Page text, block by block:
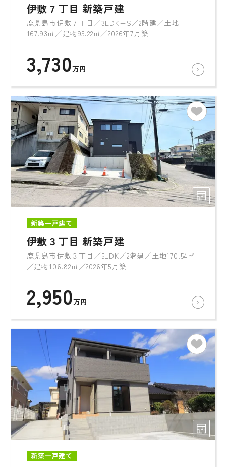
伊敷７丁目 新築戸建
鹿児島市伊敷７丁目／3LDK+S／2階建／土地
167.93㎡／建物95.22㎡／2026年7月築
3,730万円
新築一戸建て
伊敷３丁目 新築戸建
鹿児島市伊敷３丁目／5LDK／2階建／土地170.54㎡
／建物106.82㎡／2026年5月築
2,950万円
新築一戸建て